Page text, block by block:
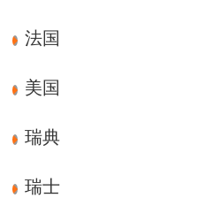
法国
美国
瑞典
瑞士